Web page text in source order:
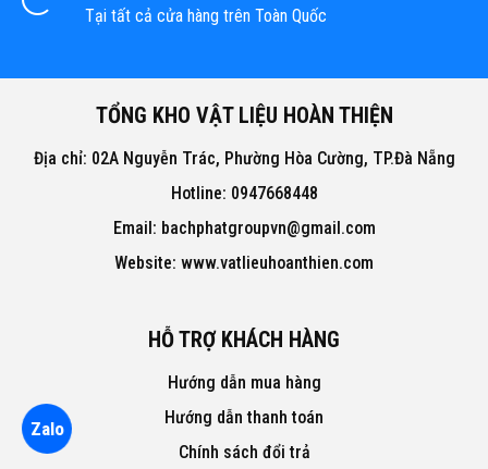
Tại tất cả cửa hàng trên Toàn Quốc
TỔNG KHO VẬT LIỆU HOÀN THIỆN
Địa chỉ: 02A Nguyễn Trác, Phường Hòa Cường, TP.Đà Nẵng
Hotline: 0947668448
Email: bachphatgroupvn@gmail.com
Website: www.vatlieuhoanthien.com
HỖ TRỢ KHÁCH HÀNG
Hướng dẫn mua hàng
Hướng dẫn thanh toán
Chính sách đổi trả
Zalo